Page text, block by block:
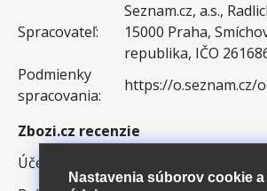
Spracovateľ:
Seznam.cz, a.s.,
15000 Praha,
republika, IČO
Podmienky
spracovania:
https://o.seznam.cz/
Zbozi.cz recenzie
Účel:
pomocou e-
Nastavenia súborov cookie